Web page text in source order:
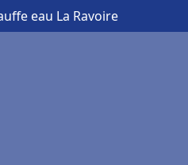
eau La Ravoire